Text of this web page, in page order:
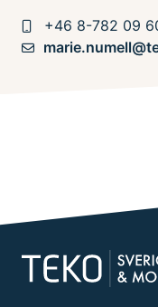
+46 8-782 09